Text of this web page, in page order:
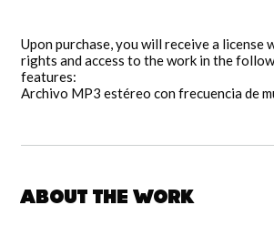
Upon purchase, you will receive a license
rights and access to the work in the
features:
Archivo MP3 estéreo con frecuencia de
About the work